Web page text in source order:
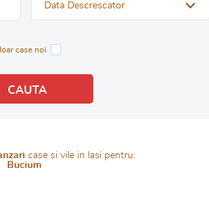
Data Descrescator
case noi
case si vile in Iasi pentru:
Bucium